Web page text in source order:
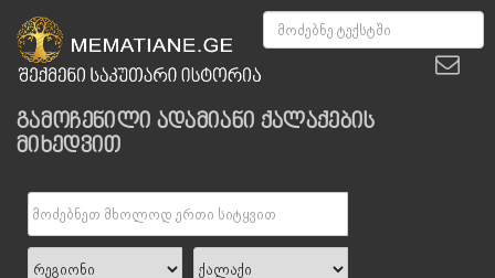
გამოჩენილი ადამიანი ქალაქების
მიხედვით